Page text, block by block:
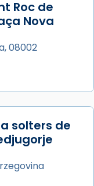
Roc de
Nova
08002
solters de